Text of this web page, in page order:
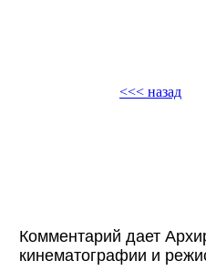
<<< назад
Комментарий дает
кинематографии и